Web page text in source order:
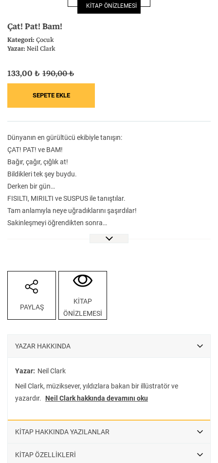
Felsefe Kesişimler
İnsan ve Toplum
Klasik
KİTAP ÖNİZLEMESİ
Çat! Pat! Bam!
Kategori:Çocuk
Yazar:Neil Clark
Dünyanın en gürültücü ekibiyle tanışın:
ÇAT! PAT! ve BAM!
Bağır, çağır, çığlık at!
Bildikleri tek şey buydu.
Derken bir gün…
FISILTI, MIRILTI ve SUSPUS ile tanıştılar.
Tam anlamıyla neye uğradıklarını şaşırdılar!
Sakinleşmeyi öğrendikten sonra…
Bazen gürültülü bazen de sessiz sakin oyunlarla hep birlikte
133,00 ₺ 190,00 ₺
PAYLAŞ
KİTAP
ÖNİZLEMESİ
YAZAR HAKKINDA
Yazar: Neil Clark
Neil Clark, müziksever, yıldızlara bakan bir illüstratör ve
yazardır.
Neil Clark hakkında devamını oku
KİTAP HAKKINDA YAZILANLAR
KİTAP ÖZELLİKLERİ